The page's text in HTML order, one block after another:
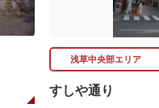
浅草中央部エリア
すしや通り